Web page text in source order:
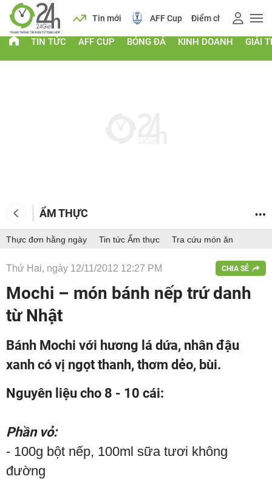
Lịch Tin mới AFF Cup Điểm chuẩn 2026
TIN TỨC AFF CUP BÓNG ĐÁ KINH DOANH GIẢI
ẨM THỰC
Thực đơn hằng ngày Tin tức Ẩm thực Tra cứu món ăn
Thứ Hai, ngày 12/11/2012 12:27 PM CHIA SẺ
Mochi – món bánh nếp trứ danh
từ Nhật
Bánh Mochi với hương lá dứa, nhân đậu
xanh có vị ngọt thanh, thơm dẻo, bùi.
Nguyên liệu cho 8 - 10 cái:
Phần vỏ:
- 100g bột nếp, 100ml sữa tươi không
đường